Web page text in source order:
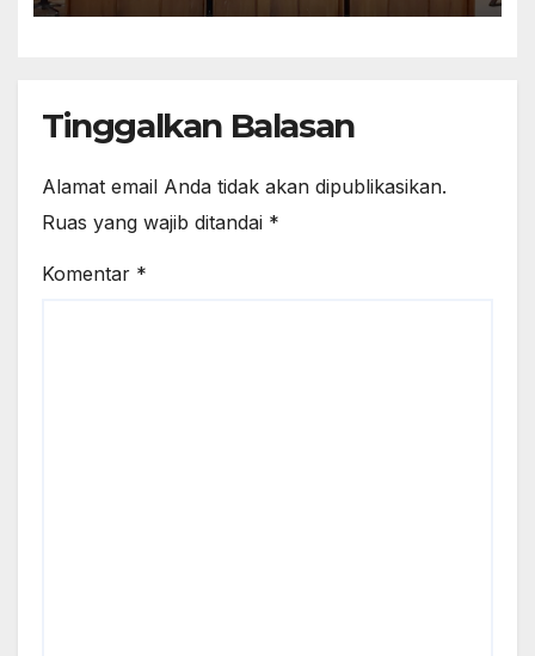
Tinggalkan Balasan
Alamat email Anda tidak akan dipublikasikan.
Ruas yang wajib ditandai *
Komentar *